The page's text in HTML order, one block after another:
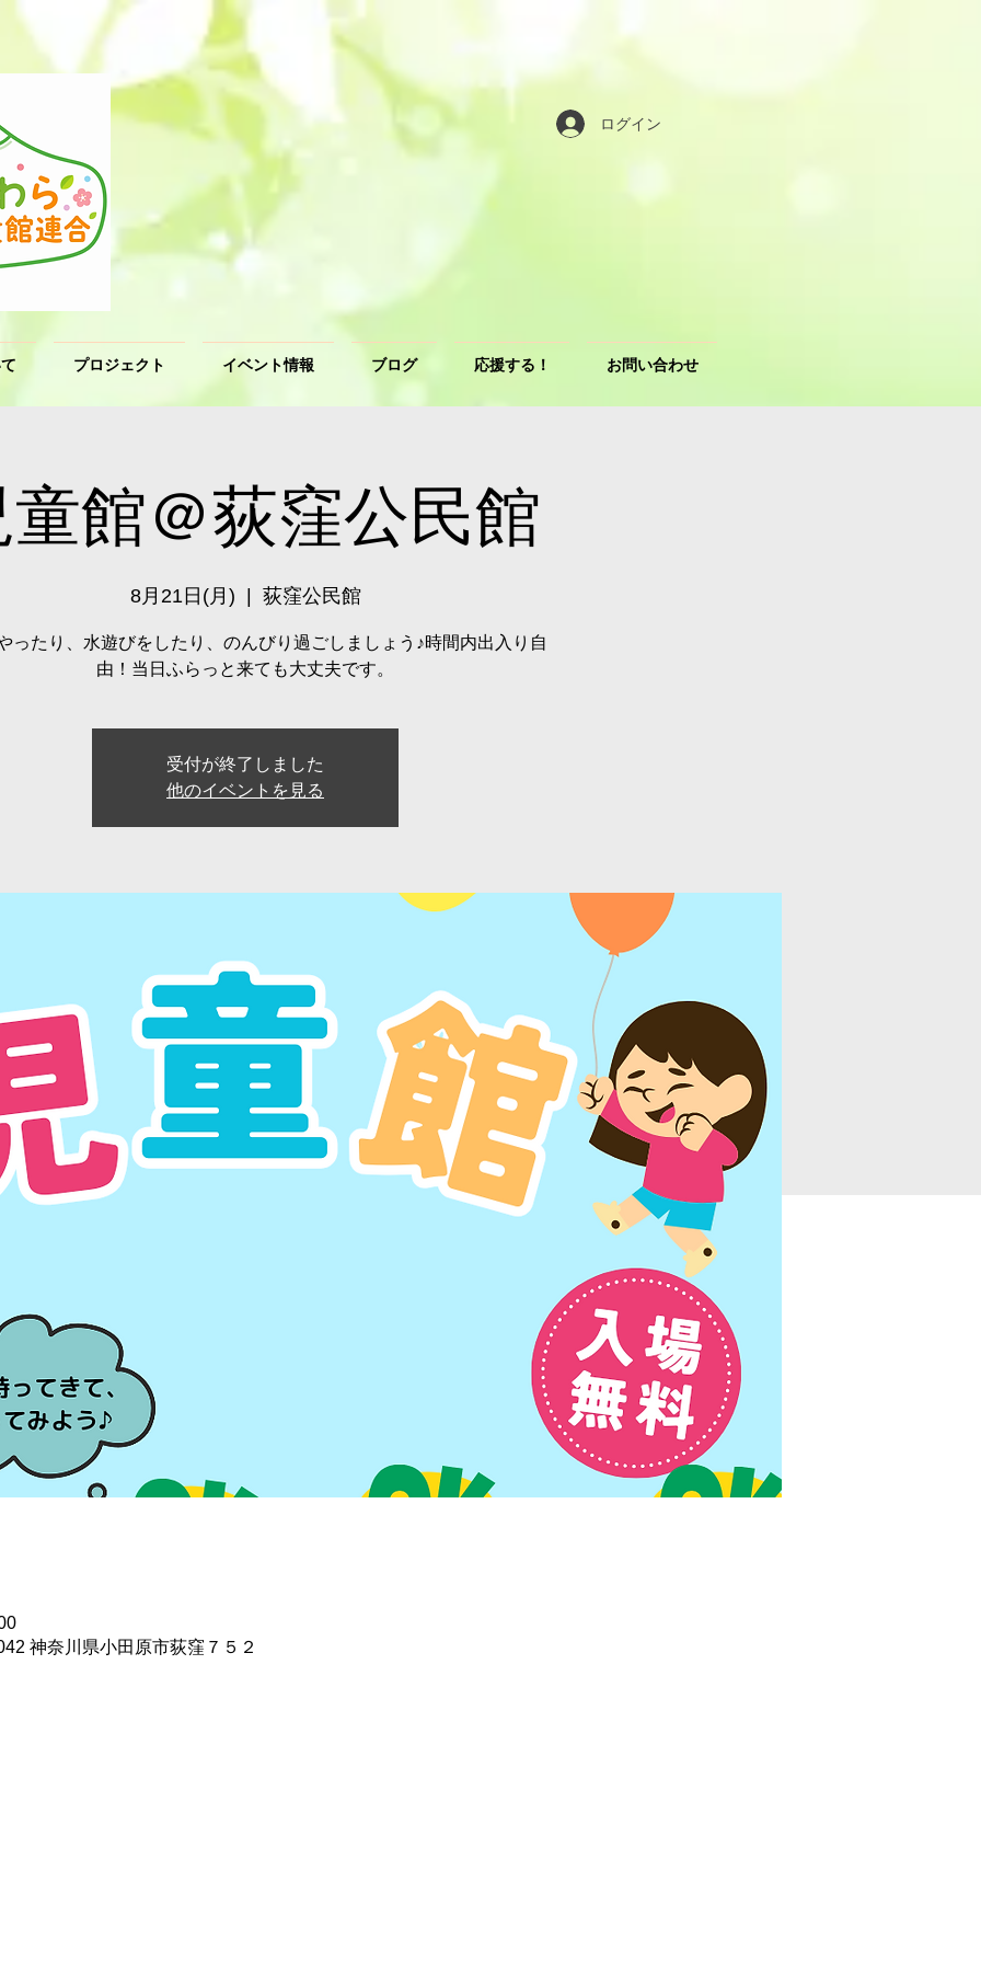
ログイン
プロジェクト イベント情報 ブログ 応援する！ お問い合わせ
館＠荻窪公民館
8月21日(月) 荻窪公民館
ったり、水遊びをしたり、のんびり過ごしましょう♪時間内出入り自
由！当日ふらっと来ても大丈夫です。
受付が終了しました
他のイベントを見る
神奈川県小田原市荻窪７５２